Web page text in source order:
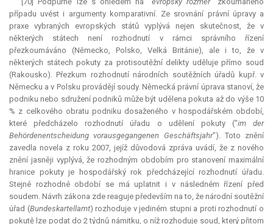
případu uvést i argumenty komparativní. Ze srovnání právní úpravy a
praxe vybraných evropských států vyplývá nejen skutečnost, že v
některých státech není rozhodnutí v rámci správního řízení
přezkoumáváno (Německo, Polsko, Velká Británie), ale i to, že v
některých státech pokuty za protisoutěžní delikty uděluje přímo soud
(Rakousko). Přezkum rozhodnutí národních soutěžních úřadů kupř. v
Německu a v Polsku provádějí soudy. Německá právní úprava stanoví, že
podniku nebo sdružení podniků může být udělena pokuta až do výše 10
% z celkového obratu podniku dosaženého v hospodářském období,
které předcházelo rozhodnutí úřadu o udělení pokuty ("im der
Behördenentscheidung vorausgegangenen Geschäftsjahr"). Toto znění
zavedla novela z roku 2007, jejíž důvodová zpráva uvádí, že z nového
znění jasněji vyplývá, že rozhodným obdobím pro stanovení maximální
hranice pokuty je hospodářský rok předcházející rozhodnutí úřadu.
Stejné rozhodné období se má uplatnit i v následném řízení před
soudem. Návrh zákona zde reaguje především na to, že národní soutěžní
úřad (Bundeskartellamt) rozhoduje v jediném stupni a proti rozhodnutí o
pokutě lze podat do 2 týdnů námitku, o níž rozhoduje soud, který přitom